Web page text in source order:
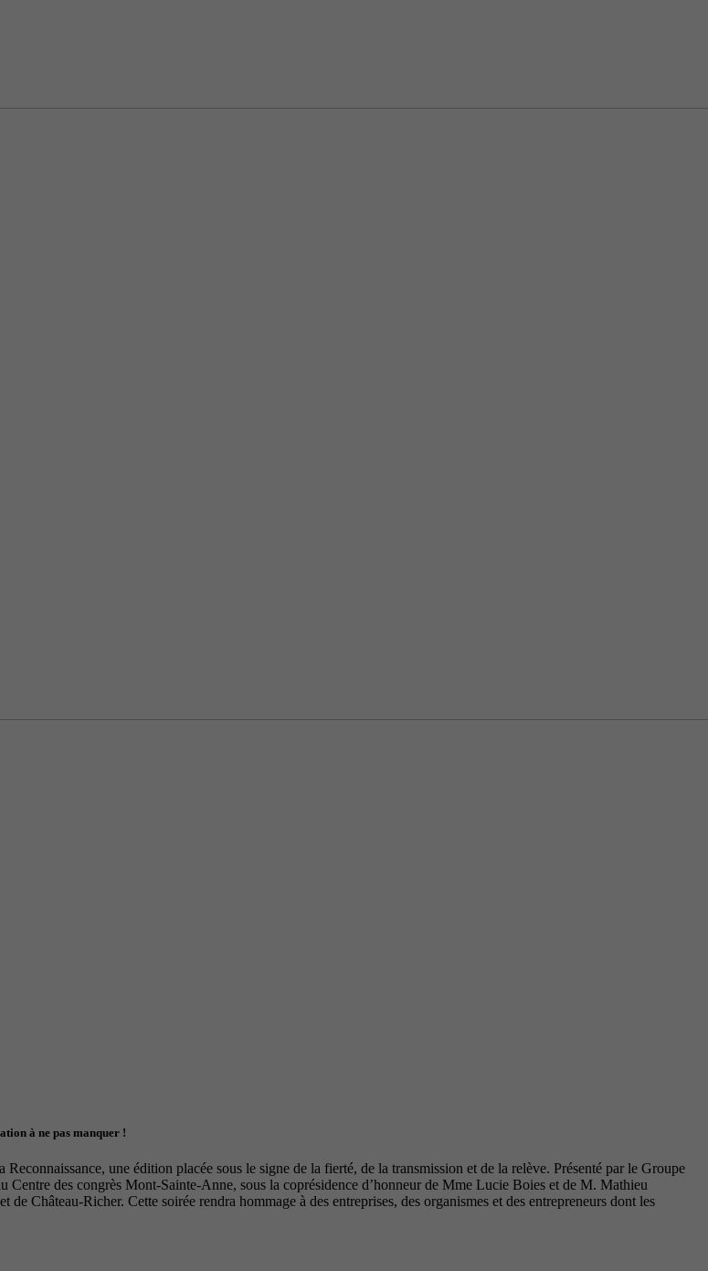
à ne pas manquer !
une édition placée sous le signe de la fierté, de la transmission et de la relève. Présenté par le Groupe
des congrès Mont-Sainte-Anne, sous la coprésidence d’honneur de Mme Lucie Boies et de M. Mathieu
Château-Richer. Cette soirée rendra hommage à des entreprises, des organismes et des entrepreneurs dont les